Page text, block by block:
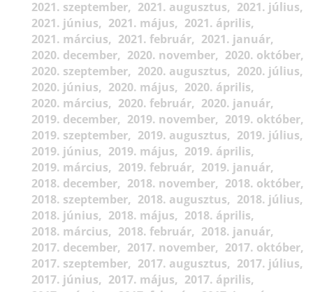
2021. szeptember
2021. augusztus
2021. július
2021. június
2021. május
2021. április
2021. március
2021. február
2021. január
2020. december
2020. november
2020. október
2020. szeptember
2020. augusztus
2020. július
2020. június
2020. május
2020. április
2020. március
2020. február
2020. január
2019. december
2019. november
2019. október
2019. szeptember
2019. augusztus
2019. július
2019. június
2019. május
2019. április
2019. március
2019. február
2019. január
2018. december
2018. november
2018. október
2018. szeptember
2018. augusztus
2018. július
2018. június
2018. május
2018. április
2018. március
2018. február
2018. január
2017. december
2017. november
2017. október
2017. szeptember
2017. augusztus
2017. július
2017. június
2017. május
2017. április